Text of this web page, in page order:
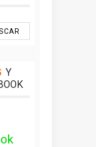
Y